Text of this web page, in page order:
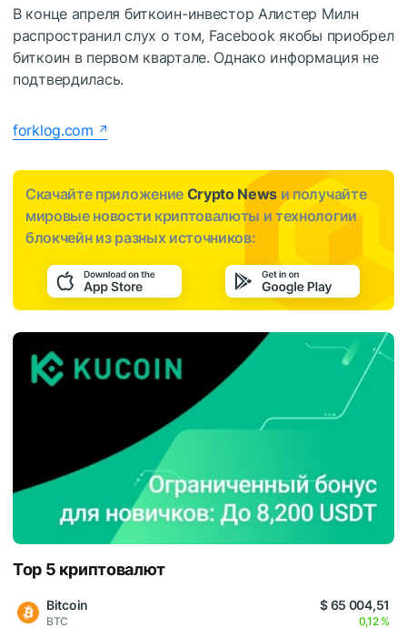
В конце апреля биткоин-инвестор Алистер Милн
распространил слух о том, Facebook якобы приобрел
биткоин в первом квартале. Однако информация не
подтвердилась.
forklog.com
Скачайте приложение Crypto News и получайте
мировые новости криптовалюты и технологии
блокчейн из разных источников:
Top 5 криптовалют
Bitcoin
BTC
$ 65 004,51
0,12 %